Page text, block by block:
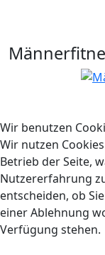
Wir benutzen
Wir nutzen
Betrieb der Seite,
Nutzererfahrung
entscheiden, ob
einer Ablehnung
Verfügung stehen.